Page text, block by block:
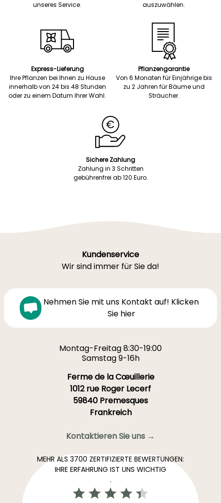
unseres Service.
auszuwählen.
Express-Lieferung
Ihre Pflanzen bei Ihnen zu Hause
innerhalb von 24 bis 48 Stunden
oder zu einem Datum Ihrer Wahl.
Pflanzengarantie
Von 6 Monaten für Einjährige bis
zu 2 Jahren für Bäume und
Sträucher.
Sichere Zahlung
Zahlung in 3 Schritten
gebührenfrei ab 120 Euro.
Kundenservice
Wir sind immer für Sie da!
Nehmen Sie mit uns Kontakt auf! Klicken
Sie hier
Montag-Freitag 8:30-19:00
Samstag 9-16h
Ferme de la Cœuillerie
1012 rue Roger Lecerf
59840 Premesques
Frankreich
Kontaktieren Sie uns →
MEHR ALS 3700 ZERTIFIZIERTE BEWERTUNGEN:
IHRE ERFAHRUNG IST UNS WICHTIG
.